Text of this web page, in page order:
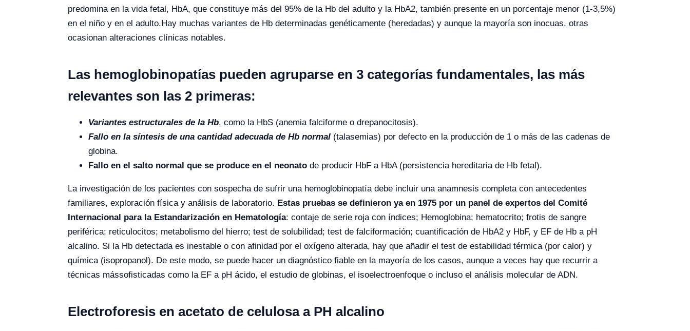
predomina en la vida fetal, HbA, que constituye más del 95% de la Hb del adulto y la HbA2, también presente en un porcentaje menor (1-3,5%)
en el niño y en el adulto.Hay muchas variantes de Hb determinadas genéticamente (heredadas) y aunque la mayoría son inocuas, otras
ocasionan alteraciones clínicas notables.
Las hemoglobinopatías pueden agruparse en 3 categorías fundamentales, las más
relevantes son las 2 primeras:
Variantes estructurales de la Hb, como la HbS (anemia falciforme o drepanocitosis).
Fallo en la síntesis de una cantidad adecuada de Hb normal (talasemias) por defecto en la producción de 1 o más de las cadenas de
globina.
Fallo en el salto normal que se produce en el neonato de producir HbF a HbA (persistencia hereditaria de Hb fetal).
La investigación de los pacientes con sospecha de sufrir una hemoglobinopatía debe incluir una anamnesis completa con antecedentes
familiares, exploración física y análisis de laboratorio. Estas pruebas se definieron ya en 1975 por un panel de expertos del Comité
Internacional para la Estandarización en Hematología: contaje de serie roja con índices; Hemoglobina; hematocrito; frotis de sangre
periférica; reticulocitos; metabolismo del hierro; test de solubilidad; test de falciformación; cuantificación de HbA2 y HbF, y EF de Hb a pH
alcalino. Si la Hb detectada es inestable o con afinidad por el oxígeno alterada, hay que añadir el test de estabilidad térmica (por calor) y
química (isopropanol). De este modo, se puede hacer un diagnóstico fiable en la mayoría de los casos, aunque a veces hay que recurrir a
técnicas mássofisticadas como la EF a pH ácido, el estudio de globinas, el isoelectroenfoque o incluso el análisis molecular de ADN.
Electroforesis en acetato de celulosa a PH alcalino